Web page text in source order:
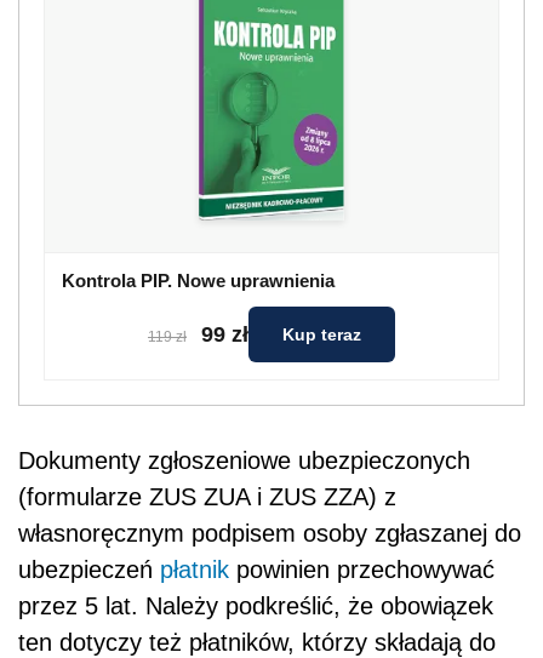
Kontrola PIP. Nowe uprawnienia
119 zł 99 zł Kup teraz
Dokumenty zgłoszeniowe ubezpieczonych
(formularze ZUS ZUA i ZUS ZZA) z
własnoręcznym podpisem osoby zgłaszanej do
ubezpieczeń płatnik powinien przechowywać
przez 5 lat. Należy podkreślić, że obowiązek
ten dotyczy też płatników, którzy składają do